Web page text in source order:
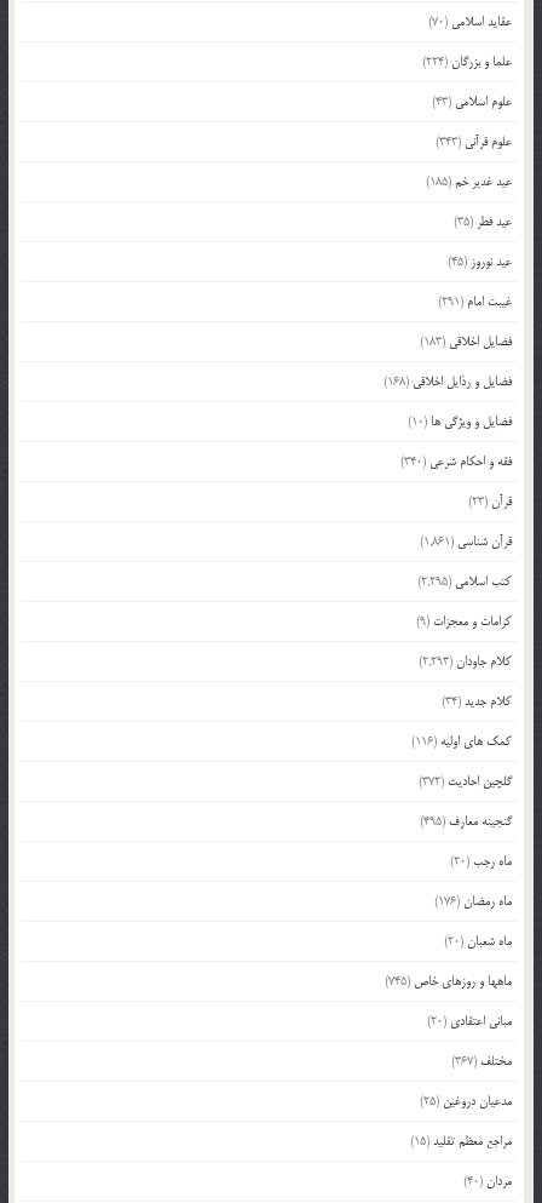
عقاید اسلامی (70)
علما و بزرگان(224)
علوم اسلامی (43)
علوم قرآنی (343)
عید غدیر خم(185)
عید فطر (35)
عید نوروز (45)
غیبت امام (291)
فضایل اخلاقی (183)
فضایل و رذایل اخلاقی (168)
فضایل و ویژگی ها (10)
فقه و احکام شرعی (340)
قرآن(23)
قرآن شناسی (1,861)
کتب اسلامی (2,295)
کرامات و معجزات (9)
کلام جاودان(2,293)
کلام جدید(34)
کمک های اولیه (116)
گلچین احادیث (372)
گنجینه معارف (495)
ماه رجب(20)
ماه رمضان(176)
ماه شعبان(20)
ماهها و روزهای خاص (745)
مبانی اعتقادی (20)
مختلف (367)
مدعیان دروغین (25)
مراجع معظم تقلید(15)
مردان(40)